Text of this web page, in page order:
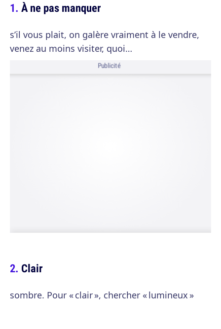
À ne pas manquer
s’il vous plait, on galère vraiment à le vendre,
venez au moins visiter, quoi…
Publicité
Clair
sombre. Pour « clair », chercher « lumineux »